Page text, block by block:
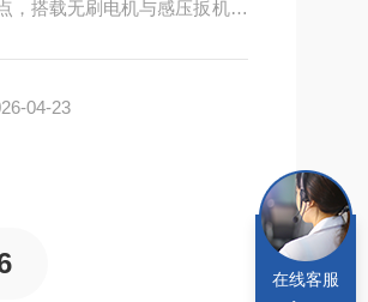
，搭载无刷电机与感压扳机，
04-23
在线客服